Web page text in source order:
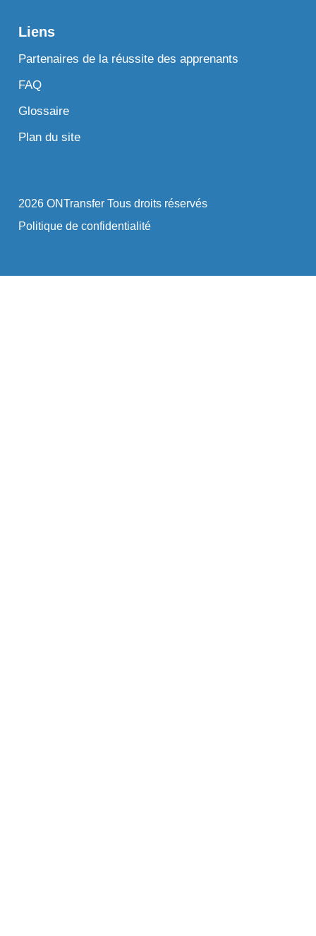
Liens
Partenaires de la réussite des apprenants
FAQ
Glossaire
Plan du site
2026 ONTransfer Tous droits réservés
Politique de confidentialité